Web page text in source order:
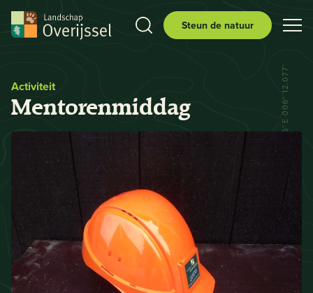
Steun de natuur
Activiteit
Mentorenmiddag N 52° 29.556' E 006° 12.077'